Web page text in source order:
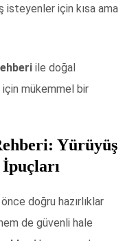
isteyenler için kısa ama
ile doğal
mükemmel bir
Yürüyüş
doğru hazırlıklar
de güvenli hale